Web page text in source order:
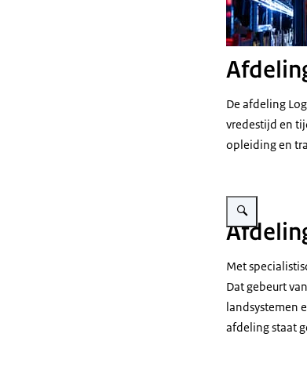
De afdeling
vredestijd en
opleiding en
Vergroot
Met
Dat gebeurt
landsystemen
afdeling staat